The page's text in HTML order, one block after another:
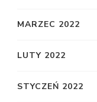
MARZEC 2022
LUTY 2022
STYCZEŃ 2022